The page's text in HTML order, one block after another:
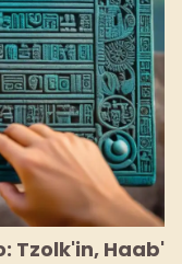
Tzolk'in, Haab'